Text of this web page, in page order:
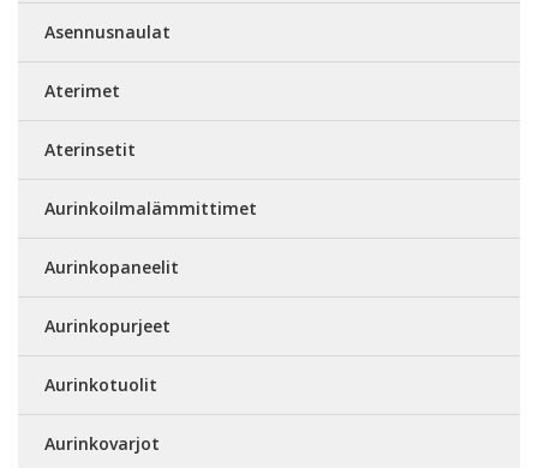
Asennusnaulat
Aterimet
Aterinsetit
Aurinkoilmalämmittimet
Aurinkopaneelit
Aurinkopurjeet
Aurinkotuolit
Aurinkovarjot